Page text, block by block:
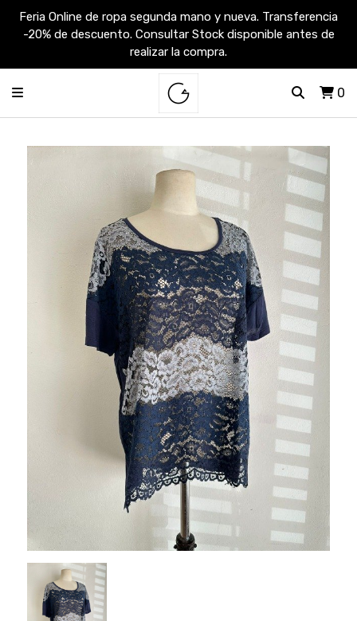
Feria Online de ropa segunda mano y nueva. Transferencia
-20% de descuento. Consultar Stock disponible antes de
realizar la compra.
0